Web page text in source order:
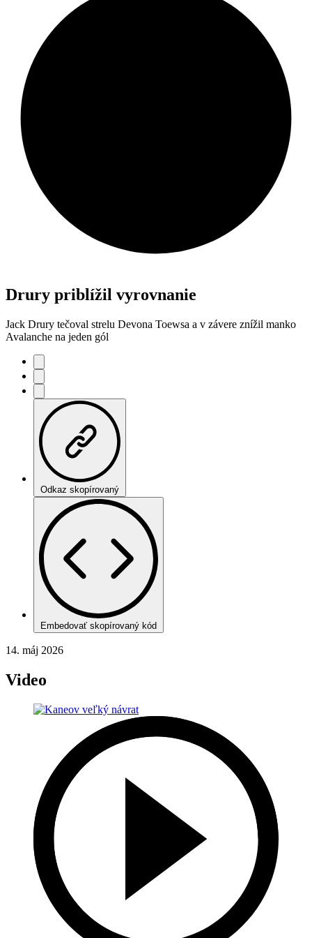
Drury priblížil vyrovnanie
Jack Drury tečoval strelu Devona Toewsa a v závere znížil manko
Avalanche na jeden gól
Odkaz skopírovaný
Embedovať skopírovaný kód
14. máj 2026
Video